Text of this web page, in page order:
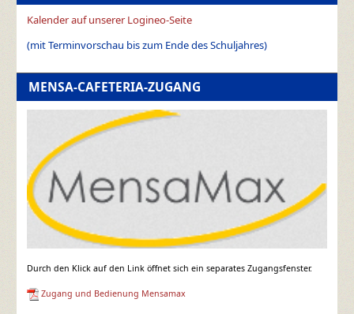
Kalender auf unserer Logineo-Seite
(mit Terminvorschau bis zum Ende des Schuljahres)
MENSA-CAFETERIA-ZUGANG
Durch den Klick auf den Link öffnet sich ein separates Zugangsfenster.
Zugang und Bedienung Mensamax